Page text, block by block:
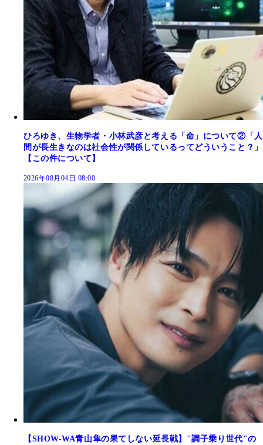
ひろゆき、生物学者・小林武彦と考える「命」について②「人
間が長生きなのは社会性が関係しているってどういうこと？」
【この件について】
2026年08月04日 08:00
【SHOW-WA青山隼の果てしない延長戦】"調子乗り世代"の